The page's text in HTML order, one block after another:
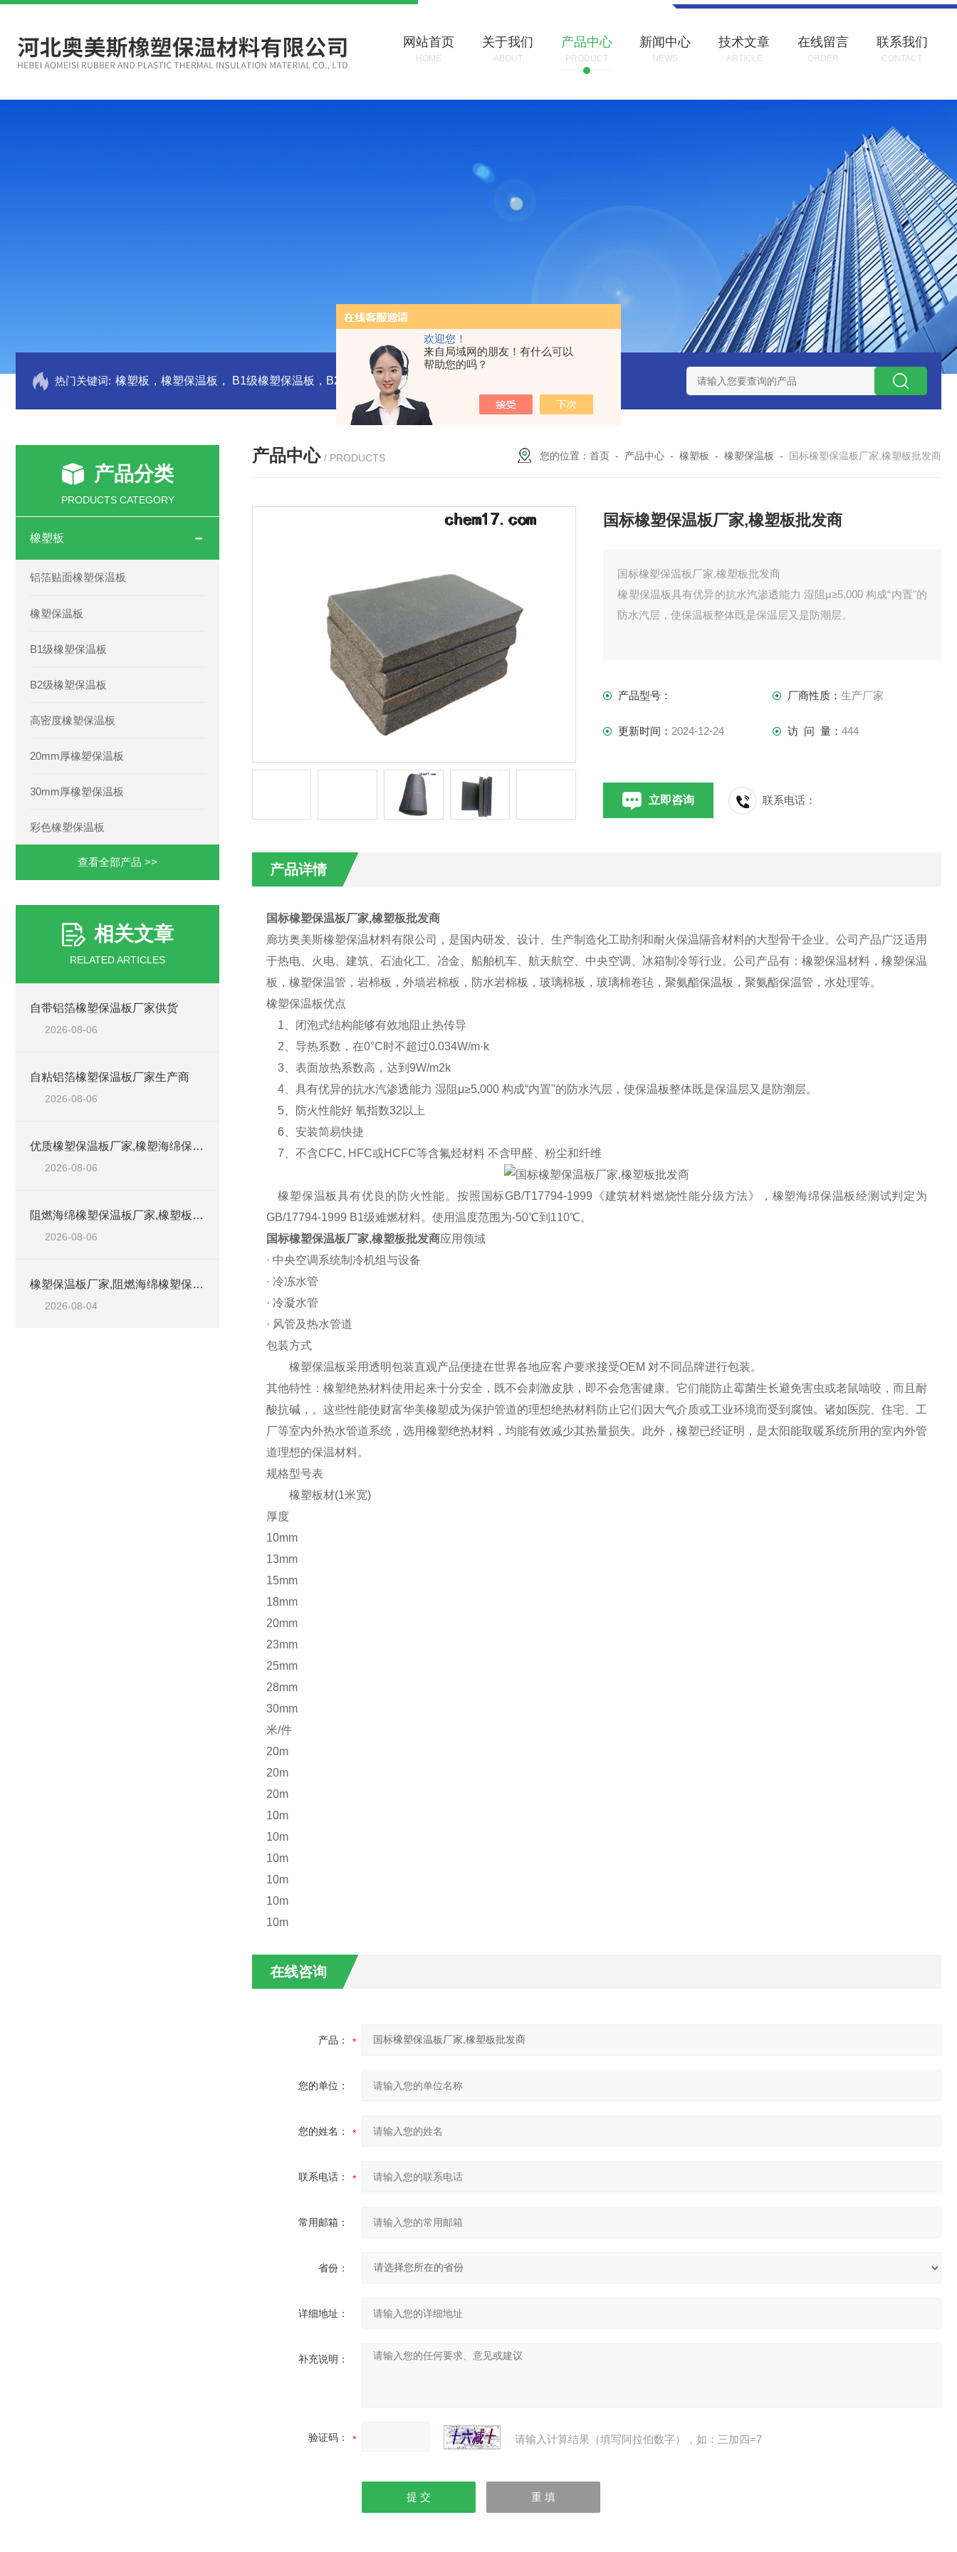
欢迎您！
来自局域网的朋友！有什么可以
帮助您的吗？
网站首页
HOME
关于我们
ABOUT
产品中心
PRODUCT
新闻中心
NEWS
技术文章
ARTICLE
在线留言
ORDER
联系我们
CONTACT
热门关键词:
产品分类
PRODUCTS CATEGORY
橡塑板
铝箔贴面橡塑保温板
橡塑保温板
B1级橡塑保温板
B2级橡塑保温板
高密度橡塑保温板
20mm厚橡塑保温板
30mm厚橡塑保温板
彩色橡塑保温板
查看全部产品 >>
相关文章
RELATED ARTICLES
自带铝箔橡塑保温板厂家供货
2026-08-06
自粘铝箔橡塑保温板厂家生产商
2026-08-06
优质橡塑保温板厂家,橡塑海绵保温材料供货商
2026-08-06
阻燃海绵橡塑保温板厂家,橡塑板厂家销售点
2026-08-06
橡塑保温板厂家,阻燃海绵橡塑保温板厂家出售
2026-08-04
产品中心 / PRODUCTS 您的位置： 首页 - 产品中心 - 橡塑板 - 橡塑保温板 - 国标橡塑保温板厂家,橡塑板批发商
国标橡塑保温板厂家,橡塑板批发商
国标橡塑保温板厂家,橡塑板批发商
橡塑保温板具有优异的抗水汽渗透能力 湿阻μ≥5,000 构成“内置"的
防水汽层，使保温板整体既是保温层又是防潮层。
产品型号： 厂商性质： 生产厂家
更新时间： 2024-12-24 访 问 量： 444
立即咨询 联系电话：
产品详情
国标橡塑保温板厂家,橡塑板批发商
廊坊奥美斯橡塑保温材料有限公司，是国内研发、设计、生产制造化工助剂和耐火保温隔音材料的大型骨干企业。公司产品广泛适用
于热电、火电、建筑、石油化工、冶金、船舶机车、航天航空、中央空调、冰箱制冷等行业。公司产品有：橡塑保温材料，橡塑保温
板，橡塑保温管，岩棉板，外墙岩棉板，防水岩棉板，玻璃棉板，玻璃棉卷毡，聚氨酯保温板，聚氨酯保温管，水处理等。
橡塑保温板优点
1、闭泡式结构能够有效地阻止热传导
2、导热系数，在0°C时不超过0.034W/m·k
3、表面放热系数高，达到9W/m2k
4、具有优异的抗水汽渗透能力 湿阻μ≥5,000 构成“内置"的防水汽层，使保温板整体既是保温层又是防潮层。
5、防火性能好 氧指数32以上
6、安装简易快捷
7、不含CFC, HFC或HCFC等含氟烃材料 不含甲醛、粉尘和纤维
橡塑保温板具有优良的防火性能。按照国标GB/T17794-1999《建筑材料燃烧性能分级方法》，橡塑海绵保温板经测试判定为
GB/17794-1999 B1级难燃材料。使用温度范围为-50℃到110℃。
国标橡塑保温板厂家,橡塑板批发商应用领域
· 中央空调系统制冷机组与设备
· 冷冻水管
· 冷凝水管
· 风管及热水管道
包装方式
橡塑保温板采用透明包装直观产品便捷在世界各地应客户要求接受OEM 对不同品牌进行包装。
其他特性：橡塑绝热材料使用起来十分安全，既不会刺激皮肤，即不会危害健康。它们能防止霉菌生长避免害虫或老鼠啮咬，而且耐
酸抗碱，。这些性能使财富华美橡塑成为保护管道的理想绝热材料防止它们因大气介质或工业环境而受到腐蚀。诸如医院、住宅、工
厂等室内外热水管道系统，选用橡塑绝热材料，均能有效减少其热量损失。此外，橡塑已经证明，是太阳能取暖系统所用的室内外管
道理想的保温材料。
规格型号表
橡塑板材(1米宽)
厚度
10mm
13mm
15mm
18mm
20mm
23mm
25mm
28mm
30mm
米/件
20m
20m
20m
10m
10m
10m
10m
10m
10m
在线咨询
产品：
您的单位：
您的姓名：
联系电话：
常用邮箱：
省份：
详细地址：
补充说明：
验证码： 请输入计算结果（填写阿拉伯数字），如：三加四=7